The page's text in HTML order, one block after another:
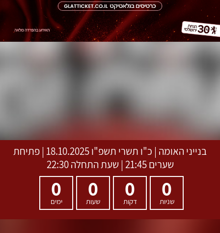
בנייני האומה | כ"ו תשרי תשפ"ו
18.10.2025 | פתיחת
שערים 21:45 | שעת התחלה 22:30
0
שניות
0
דקות
0
שעות
0
ימים